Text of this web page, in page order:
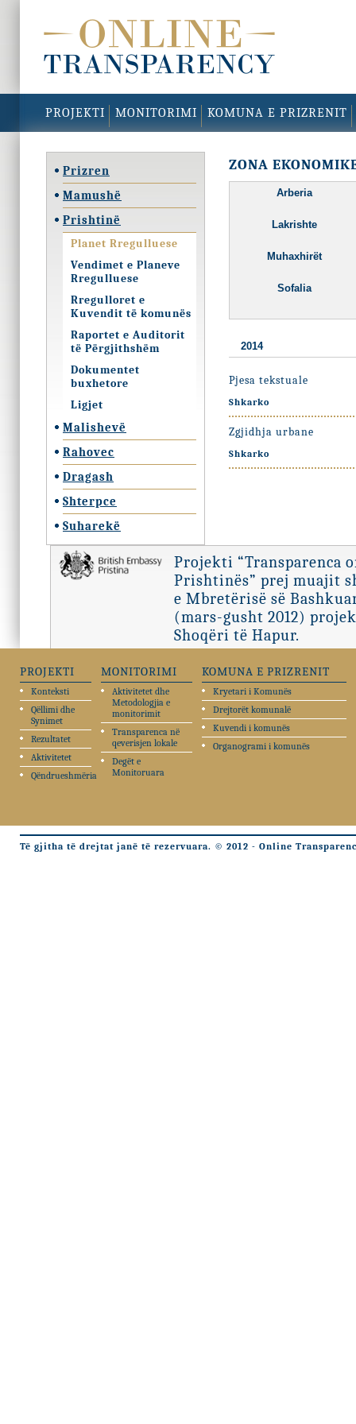
PROJEKTI MONITORIMI KOMUNA E PRIZRENIT
Prizren
Mamushë
Prishtinë
Planet Rregulluese
Vendimet e Planeve
Rregulluese
Rregulloret e
Kuvendit të komunës
Raportet e Auditorit
të Përgjithshëm
Dokumentet
buxhetore
Ligjet
Malishevë
Rahovec
Dragash
Shterpce
Suharekë
ZONA
Arberia
Lakrishte
Muhaxhirët
Sofalia
2014
Pjesa tekstuale
Shkarko
Zgjidhja urbane
Shkarko
Projekti “Transparenca
Prishtinës” prej muajit
e Mbretërisë së
(mars-gusht 2012)
Shoqëri të Hapur.
PROJEKTI
Konteksti
Qëllimi dhe
Synimet
Rezultatet
Aktivitetet
Qëndrueshmëria
MONITORIMI
Aktivitetet dhe
Metodologjia e
monitorimit
Transparenca në
qeverisjen lokale
Degët e
Monitoruara
KOMUNA E PRIZRENIT
Kryetari i Komunës
Drejtorët komunalë
Kuvendi i komunës
Organogrami i komunës
Të gjitha të drejtat janë të rezervuara. © 2012 - Online